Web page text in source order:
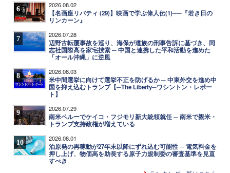
6 2026.08.02
【名画座リバティ (29)】映画で学ぶ偉人伝(1)──『若き日の
リンカーン』
7 2026.07.28
辺野古転覆事故を巡り、海保が遺族の刑事告訴に基づき、同
志社国際高を家宅捜索 ─ 中国と連携した平和活動を進めた
「オール沖縄」に逆風
8 2026.08.03
米中間選挙に向けて選挙不正を防げるか ─ 中東外交を進め中
国を抑え込むトランプ【─The Liberty─ワシントン・レポー
ト】
9 2026.07.29
南米ペルーでケイコ・フジモリ新大統領就任 ─ 南米で親米・
トランプ支持政権が増えている
10 2026.08.01
泊原発の再稼動が27年末以降にずれ込む可能性 ─ 電気料金を
押し上げ、物価高を助長する原子力規制委の審査基準を見直
すべき